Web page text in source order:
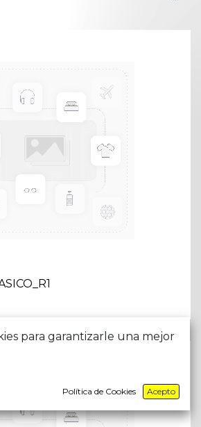
para garantizarle una mejor
Política de Cookies Acepto